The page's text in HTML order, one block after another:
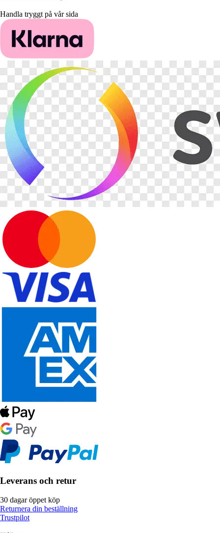
Handla tryggt på vår sida
Leverans och retur
30 dagar öppet köp
Returnera din beställning
Trustpilot